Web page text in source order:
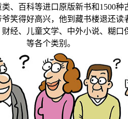
、百科等进口原版新书和1500种
笑得好高兴，他到藏书楼退还读
经、儿童文学、中外小说、糊口
等各个类别。